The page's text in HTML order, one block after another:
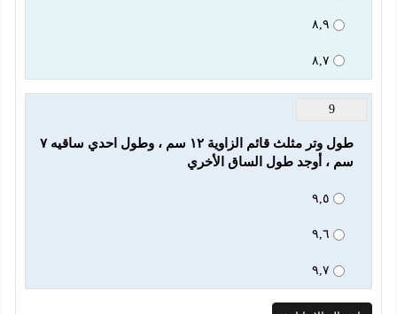
٨,٩
٨,٧
9
سم ، أوجد طول الساق الأخري
٩,٥
٩,٦
٩,٧